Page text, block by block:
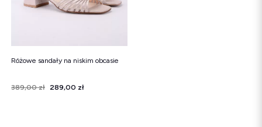
Różowe sandały na niskim obcasie
Cena
Cena regularna
389,00 zł 289,00 zł